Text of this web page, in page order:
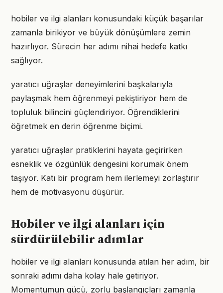
hobiler ve ilgi alanları konusundaki küçük başarılar
zamanla birikiyor ve büyük dönüşümlere zemin
hazırlıyor. Sürecin her adımı nihai hedefe katkı
sağlıyor.
yaratıcı uğraşlar deneyimlerini başkalarıyla
paylaşmak hem öğrenmeyi pekiştiriyor hem de
topluluk bilincini güçlendiriyor. Öğrendiklerini
öğretmek en derin öğrenme biçimi.
yaratıcı uğraşlar pratiklerini hayata geçirirken
esneklik ve özgünlük dengesini korumak önem
taşıyor. Katı bir program hem ilerlemeyi zorlaştırır
hem de motivasyonu düşürür.
Hobiler ve ilgi alanları için
sürdürülebilir adımlar
hobiler ve ilgi alanları konusunda atılan her adım, bir
sonraki adımı daha kolay hale getiriyor.
Momentumun gücü, zorlu başlangıçları zamanla